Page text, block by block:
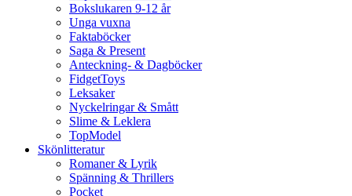
Bokslukaren 9-12 år
Unga vuxna
Faktaböcker
Saga & Present
Anteckning- & Dagböcker
FidgetToys
Leksaker
Nyckelringar & Smått
Slime & Leklera
TopModel
Skönlitteratur
Romaner & Lyrik
Spänning & Thrillers
Pocket